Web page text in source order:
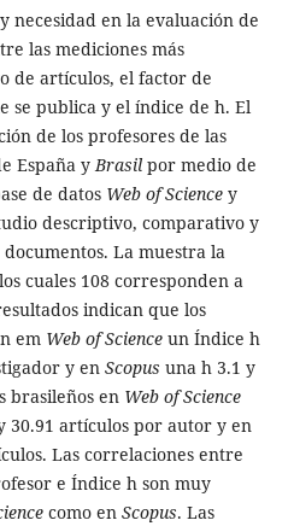
necesidad en la evaluación de
las mediciones más
de artículos, el factor de
se publica y el índice de h. El
de los profesores de las
España yBrasil por medio de
de datos Web of Science y
descriptivo, comparativo y
La muestra la
cuales 108 corresponden a
indican que los
em Web of Science un Índice h
y en Scopus una h 3.1 y
brasileños en Web of Science
30.91 artículos por autor y en
Las correlaciones entre
e Índice h son muy
como en Scopus. Las